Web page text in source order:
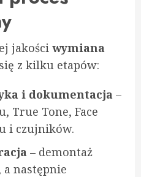
jakości wymiana
z kilku etapów:
i dokumentacja –
True Tone, Face
i czujników.
– demontaż
a następnie